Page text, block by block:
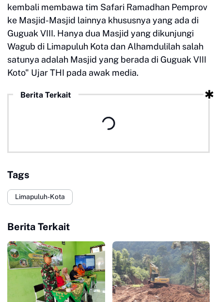
kembali membawa tim Safari Ramadhan Pemprov
ke Masjid-Masjid lainnya khususnya yang ada di
Guguak VIII. Hanya dua Masjid yang dikunjungi
Wagub di Limapuluh Kota dan Alhamdulilah salah
satunya adalah Masjid yang berada di Guguak VIII
Koto" Ujar THI pada awak media.
Berita Terkait
Tags
Limapuluh-Kota
Berita Terkait